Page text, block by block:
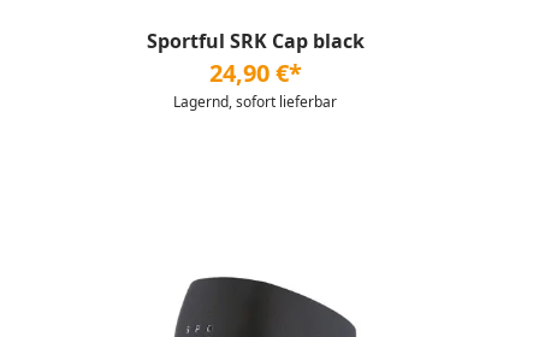
Sportful SRK Cap black
24,90 €*
Lagernd, sofort lieferbar